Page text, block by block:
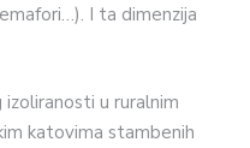
I ta dimenzija
u ruralnim
katovima stambenih